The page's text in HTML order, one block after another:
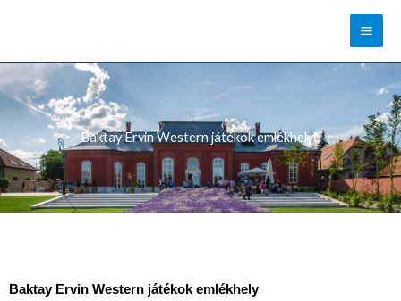
content
Baktay Ervin Western játékok emlékhelye
Baktay Ervin Western játékok emlékhely